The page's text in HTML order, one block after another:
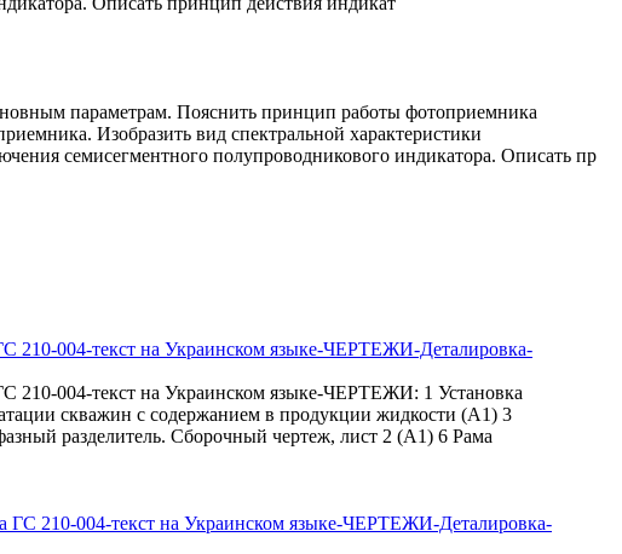
параметрам. Пояснить принцип работы фотоприемника
Изобразить вид спектральной характеристики
семисегментного полупроводникового индикатора. Описать пр
210-004-текст на Украинском языке-ЧЕРТЕЖИ-Деталировка-
210-004-текст на Украинском языке-ЧЕРТЕЖИ: 1 Установка
скважин с содержанием в продукции жидкости (А1) 3
разделитель. Сборочный чертеж, лист 2 (А1) 6 Рама